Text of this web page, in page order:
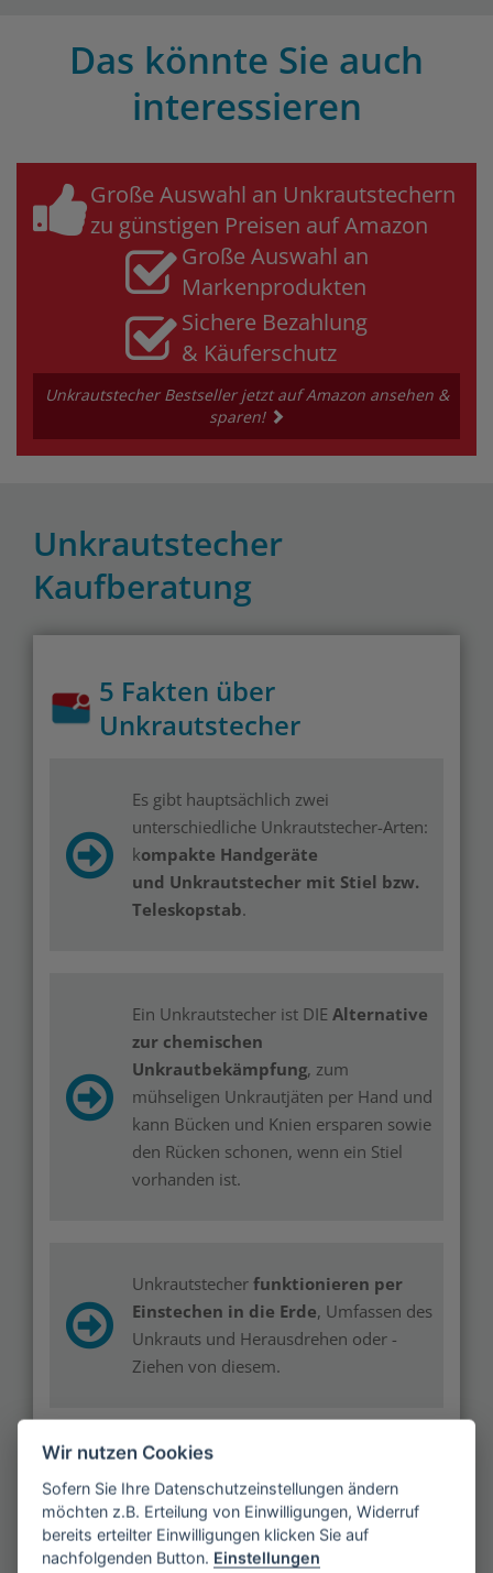
Das könnte Sie auch
interessieren
Große Auswahl an Unkrautstechern
zu günstigen Preisen auf Amazon
Große Auswahl an
Markenprodukten
Sichere Bezahlung
& Käuferschutz
Unkrautstecher Bestseller jetzt auf Amazon ansehen &
sparen!
Unkrautstecher
Kaufberatung
5 Fakten über
Unkrautstecher
Es gibt hauptsächlich zwei
unterschiedliche Unkrautstecher-Arten:
kompakte Handgeräte
und Unkrautstecher mit Stiel bzw.
Teleskopstab.
Ein Unkrautstecher ist DIE Alternative
zur chemischen
Unkrautbekämpfung, zum
mühseligen Unkrautjäten per Hand und
kann Bücken und Knien ersparen sowie
den Rücken schonen, wenn ein Stiel
vorhanden ist.
Unkrautstecher funktionieren per
Einstechen in die Erde, Umfassen des
Unkrauts und Herausdrehen oder -
Ziehen von diesem.
Unkrautentfernung ist die
Auflockerung des Erdreichs.
Wir nutzen Cookies
Sofern Sie Ihre Datenschutzeinstellungen ändern
möchten z.B. Erteilung von Einwilligungen, Widerruf
bereits erteilter Einwilligungen klicken Sie auf
nachfolgenden Button. Einstellungen